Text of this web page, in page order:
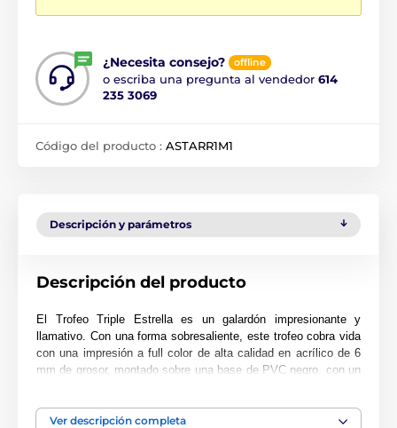
¿Necesita consejo? offline
o escriba una pregunta al vendedor 614
235 3069
Código del producto : ASTARR1M1
Descripción y parámetros
Descripción del producto
El Trofeo Triple Estrella es un galardón impresionante y
llamativo. Con una forma sobresaliente, este trofeo cobra vida
con una impresión a full color de alta calidad en acrílico de 6
mm de grosor, montado sobre una base de PVC negro, con un
El premio también incluye una placa adhesiva de grabado
Ver descripción completa